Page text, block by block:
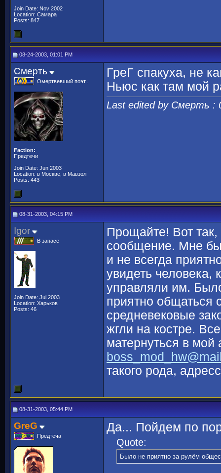
Join Date: Nov 2002
Location: Самара
Posts: 847
08-24-2003, 01:01 PM
Смерть
Омертвевший поэт...
Faction:
Предтечи
Join Date: Jun 2003
Location: в Москве, в Мавзол
Posts: 443
ГреГ спакуха, не
Ньюс как там мой
Last edited by Смерть :
08-31-2003, 04:15 PM
Igor
В запасе
Join Date: Jul 2003
Location: Харьков
Posts: 46
Прощайте! Вот
сообщение. Мне
и не всегда
увидеть человека,
управляли им.
приятно
средневековые
жгли на костре.
матернуться в мой
такого рода,
08-31-2003, 05:44 PM
GreG
Предтеча
Да... Пойдем по
Quote:
Было не приятно за рулём